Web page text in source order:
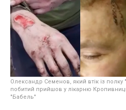
Олександр Семенов, який втік із полку
побитий прийшов у лікарню
"Бабель"